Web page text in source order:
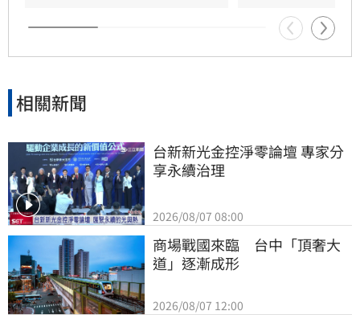
相關新聞
台新新光金控淨零論壇 專家分
享永續治理
2026/08/07 08:00
商場戰國來臨　台中「頂奢大
道」逐漸成形
2026/08/07 12:00